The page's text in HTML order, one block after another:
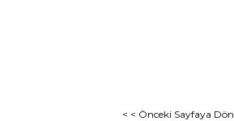
< < Önceki Sayfaya Dön